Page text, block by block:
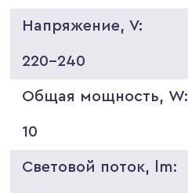
Напряжение, V:
220-240
Общая мощность, W:
10
Световой поток, lm: